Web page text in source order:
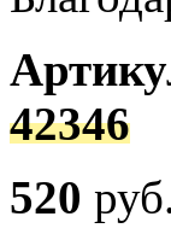
42346
520